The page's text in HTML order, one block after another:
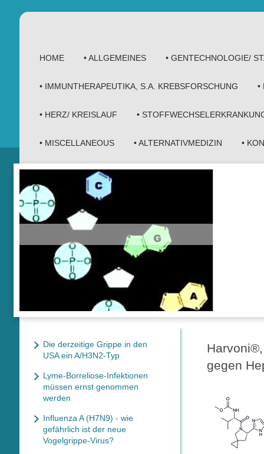
HOME • ALLGEMEINES • GENTECHNOLOGIE/
• IMMUNTHERAPEUTIKA, S.A. KREBSFORSCHUNG •
• HERZ/ KREISLAUF •
• MISCELLANEOUS • ALTERNATIVMEDIZIN •
gegen
Die derzeitige Grippe in den
USA ein A/H3N2-Typ
Lyme-Borreliose-Infektionen
müssen ernst genommen
werden
Influenza A (H7N9) - wie
gefährlich ist der neue
Vogelgrippe-Virus?